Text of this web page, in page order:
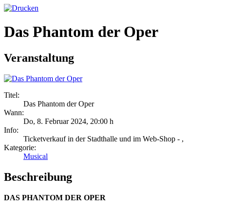
Das Phantom der Oper
Veranstaltung
Titel:
Das Phantom der Oper
Wann:
Do, 8. Februar 2024, 20:00 h
Info:
Ticketverkauf in der Stadthalle und im Web-Shop - ,
Kategorie:
Musical
Beschreibung
DAS PHANTOM DER OPER